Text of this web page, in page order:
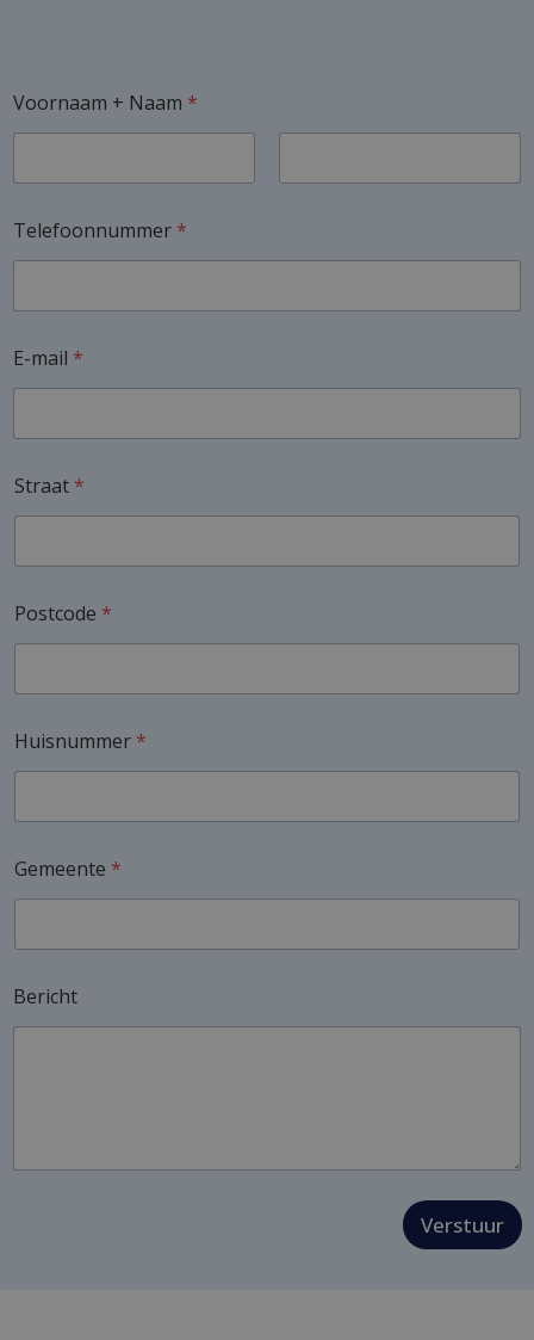
Voornaam + Naam *
Telefoonnummer *
E-mail *
Straat *
Postcode *
Huisnummer *
Gemeente *
Bericht
Verstuur